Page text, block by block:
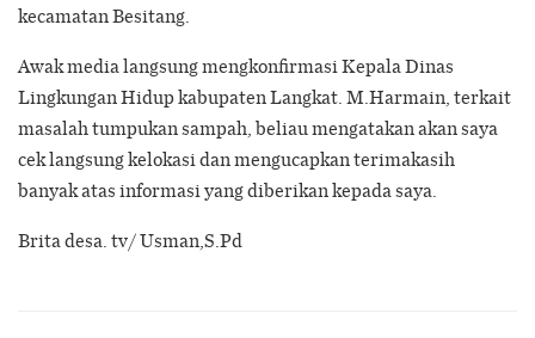
kecamatan Besitang.
Awak media langsung mengkonfirmasi Kepala Dinas
Lingkungan Hidup kabupaten Langkat. M.Harmain, terkait
masalah tumpukan sampah, beliau mengatakan akan saya
cek langsung kelokasi dan mengucapkan terimakasih
banyak atas informasi yang diberikan kepada saya.
Brita desa. tv/ Usman,S.Pd